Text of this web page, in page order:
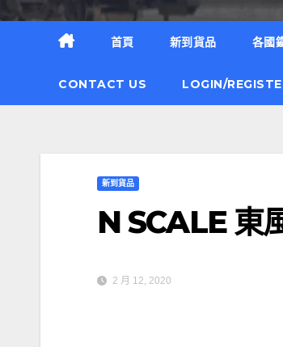
首頁 新到貨品 各國
CONTACT US LOGIN/
新到貨品
N SCALE 東
2 月 12, 2020